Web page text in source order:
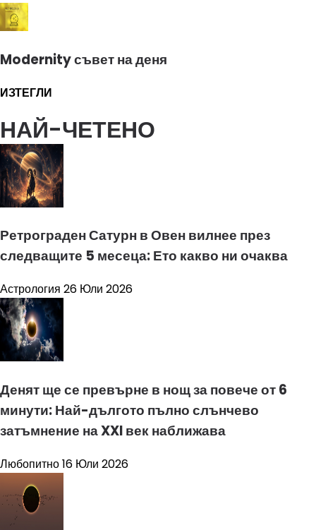
Modernity съвет на деня
ИЗТЕГЛИ
НАЙ-ЧЕТЕНО
Ретрограден Сатурн в Овен вилнее през
следващите 5 месеца: Ето какво ни очаква
Астрология 26 Юли 2026
Денят ще се превърне в нощ за повече от 6
минути: Най-дългото пълно слънчево
затъмнение на XXI век наближава
Любопитно16 Юли 2026